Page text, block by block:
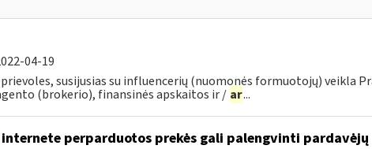
04-19
susijusias su influencerių (nuomonės formuotojų) veikla
(brokerio), finansinės apskaitos ir / ar...
perparduotos prekės gali palengvinti pardavėjų